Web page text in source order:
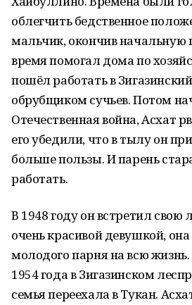
облегчить бедственное
мальчик, окончив начальную
время помогал дома по
пошёл работать в
обрубщиком сучьев. Потом
Отечественная война, Асхат
его убедили, что в тылу он
больше пользы. И парень
работать.
В 1948 году он встретил свою
очень красивой девушкой,
молодого парня на всю
1954 года в Зигазинском
семья переехала в Тукан.